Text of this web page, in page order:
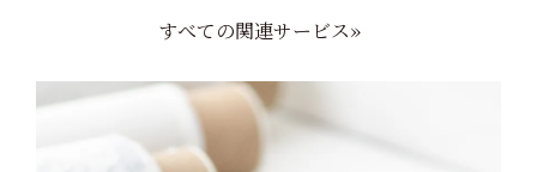
すべての関連サービス»